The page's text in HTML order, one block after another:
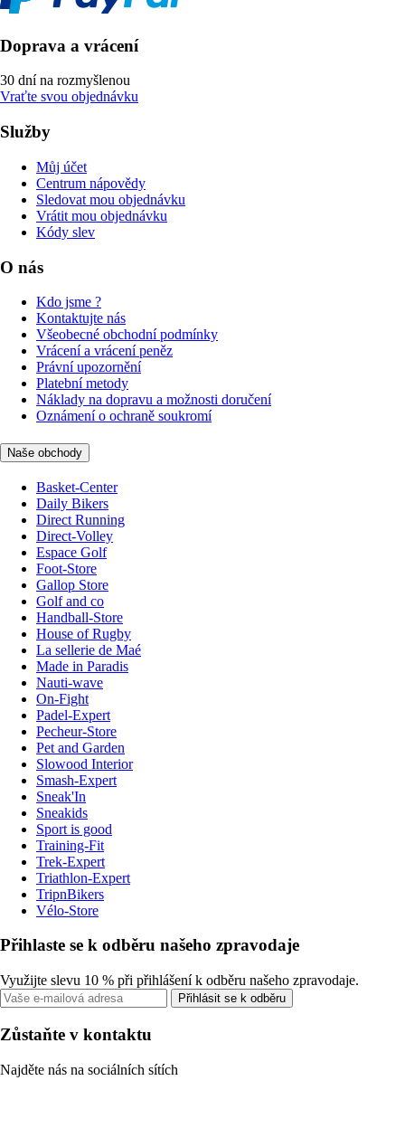
Doprava a vrácení
30 dní na rozmyšlenou
Vraťte svou objednávku
Služby
Můj účet
Centrum nápovědy
Sledovat mou objednávku
Vrátit mou objednávku
Kódy slev
O nás
Kdo jsme ?
Kontaktujte nás
Všeobecné obchodní podmínky
Vrácení a vrácení peněz
Právní upozornění
Platební metody
Náklady na dopravu a možnosti doručení
Oznámení o ochraně soukromí
Naše obchody
Basket-Center
Daily Bikers
Direct Running
Direct-Volley
Espace Golf
Foot-Store
Gallop Store
Golf and co
Handball-Store
House of Rugby
La sellerie de Maé
Made in Paradis
Nauti-wave
On-Fight
Padel-Expert
Pecheur-Store
Pet and Garden
Slowood Interior
Smash-Expert
Sneak'In
Sneakids
Sport is good
Training-Fit
Trek-Expert
Triathlon-Expert
TripnBikers
Vélo-Store
Přihlaste se k odběru našeho zpravodaje
Využijte slevu 10 % při přihlášení k odběru našeho zpravodaje.
Přihlásit se k odběru
Zůstaňte v kontaktu
Najděte nás na sociálních sítích